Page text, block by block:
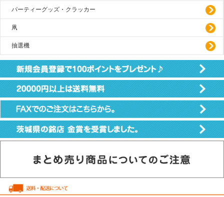
パーティーグッズ・クラッカー
凧
抽選機